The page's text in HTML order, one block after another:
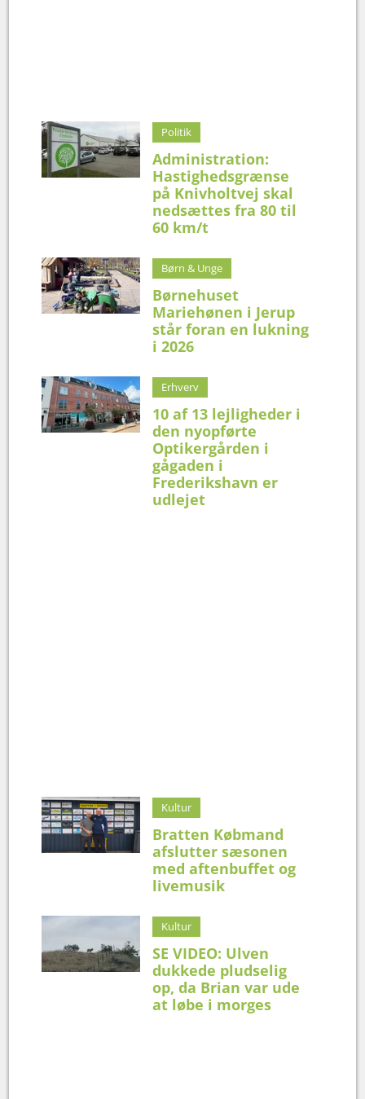
Politik
Administration:
Hastighedsgrænse
på Knivholtvej skal
nedsættes fra 80 til
60 km/t
Børn & Unge
Børnehuset
Mariehønen i Jerup
står foran en lukning
i 2026
Erhverv
10 af 13 lejligheder i
den nyopførte
Optikergården i
gågaden i
Frederikshavn er
udlejet
Kultur
Bratten Købmand
afslutter sæsonen
med aftenbuffet og
livemusik
Kultur
SE VIDEO: Ulven
dukkede pludselig
op, da Brian var ude
at løbe i morges